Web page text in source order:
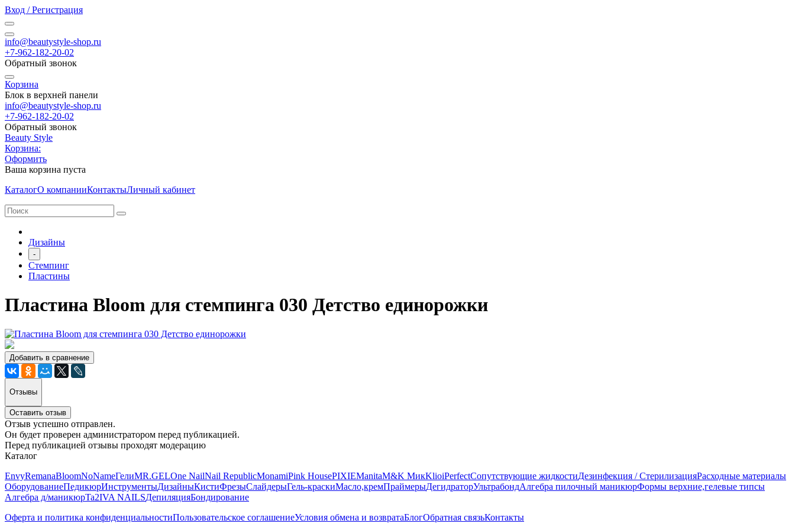
Вход / Регистрация
info@beautystyle-shop.ru
+7-962-182-20-02
Обратный звонок
Корзина
Блок в верхней панели
info@beautystyle-shop.ru
+7-962-182-20-02
Обратный звонок
Beauty Style
Корзина:
Оформить
Ваша корзина пуста
КаталогО компанииКонтактыЛичный кабинет
Дизайны
-
Стемпинг
Пластины
Пластина Bloom для стемпинга 030 Детство единорожки
Добавить в сравнение
Отзывы
Оставить отзыв
Отзыв успешно отправлен.
Он будет проверен администратором перед публикацией.
Перед публикацией отзывы проходят модерацию
Каталог
EnvyRemanaBloomNoNameГелиMR.GELOne NailNail RepublicMonamiPink HousePIXIEManitaM&K МикKlioiPerfectСопутствующие жидкостиДезинфекция / СтерилизацияРасходные материалы
ОборудованиеПедикюрИнструментыДизайныКистиФрезыСлайдерыГель-краскиМасло,кремПраймерыДегидраторУльтрабондАлгебра пилочный маникюрФормы верхние,гелевые типсы
Алгебра д/маникюрTa2IVA NAILSДепиляцияБондирование
Оферта и политика конфиденциальностиПользовательское соглашениеУсловия обмена и возвратаБлогОбратная связьКонтакты